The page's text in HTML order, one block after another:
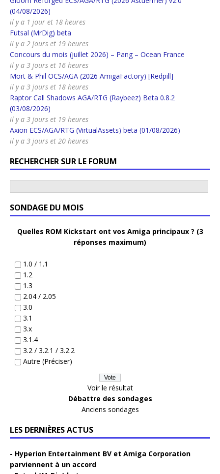
(04/08/2026)
il y a 1 jour et 18 heures
Futsal (MrDig) beta
il y a 2 jours et 19 heures
Concours du mois (juillet 2026) – Pang – Ocean France
il y a 3 jours et 16 heures
Mort & Phil OCS/AGA (2026 AmigaFactory) [Redpill]
il y a 3 jours et 18 heures
Raptor Call Shadows AGA/RTG (Raybeez) Beta 0.8.2
(03/08/2026)
il y a 3 jours et 19 heures
Axion ECS/AGA/RTG (VirtualAssets) beta (01/08/2026)
il y a 3 jours et 20 heures
RECHERCHER SUR LE FORUM
SONDAGE DU MOIS
Quelles ROM Kickstart ont vos Amiga principaux ? (3
réponses maximum)
1.0 / 1.1
1.2
1.3
2.04 / 2.05
3.0
3.1
3.x
3.1.4
3.2 / 3.2.1 / 3.2.2
Autre (Préciser)
Voir le résultat
Débattre des sondages
Anciens sondages
LES DERNIÈRES ACTUS
Hyperion Entertainment BV et Amiga Corporation
parviennent à un accord